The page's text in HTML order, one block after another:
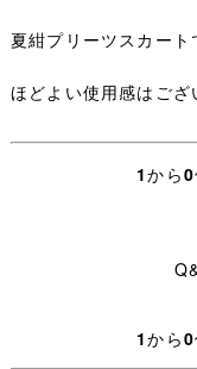
夏紺プリーツスカート
ほどよい使用感はござ
特筆するような汚れ
承いただいたことと
・日々学校生活に使
の汚れやダメージ以
1から0
1から0